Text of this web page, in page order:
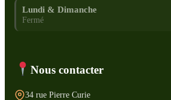
Lundi & Dimanche
Fermé
Nous contacter
34 rue Pierre Curie